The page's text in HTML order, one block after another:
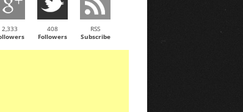
2,333
408
Followers
RSS
Subscribe